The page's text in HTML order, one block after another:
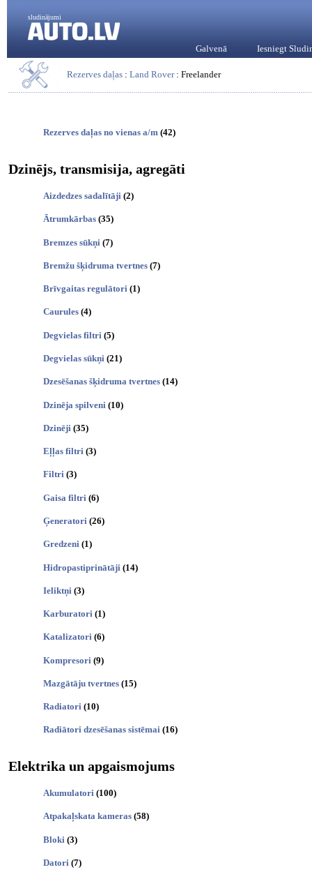
sludinājumi
Galvenā Iesniegt
Rezerves daļas : Land Rover: Freelander
Rezerves daļas no vienas a/m (42)
Dzinējs, transmisija, agregāti
Aizdedzes sadalītāji (2)
Ātrumkārbas (35)
Bremzes sūkņi (7)
Bremžu šķidruma tvertnes (7)
Brīvgaitas regulātori (1)
Caurules (4)
Degvielas filtri (5)
Degvielas sūkņi (21)
Dzesēšanas šķidruma tvertnes (14)
Dzinēja spilveni (10)
Dzinēji (35)
Eļļas filtri (3)
Filtri (3)
Gaisa filtri (6)
Ģeneratori (26)
Gredzeni (1)
Hidropastiprinātāji (14)
Ieliktņi (3)
Karburatori (1)
Katalizatori (6)
Kompresori (9)
Mazgātāju tvertnes (15)
Radiatori (10)
Radiātori dzesēšanas sistēmai (16)
Elektrika un apgaismojums
Akumulatori (100)
Atpakaļskata kameras (58)
Bloki (3)
Datori (7)